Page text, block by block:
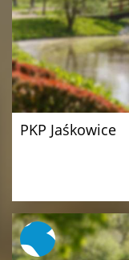
PKP Jaśkowice